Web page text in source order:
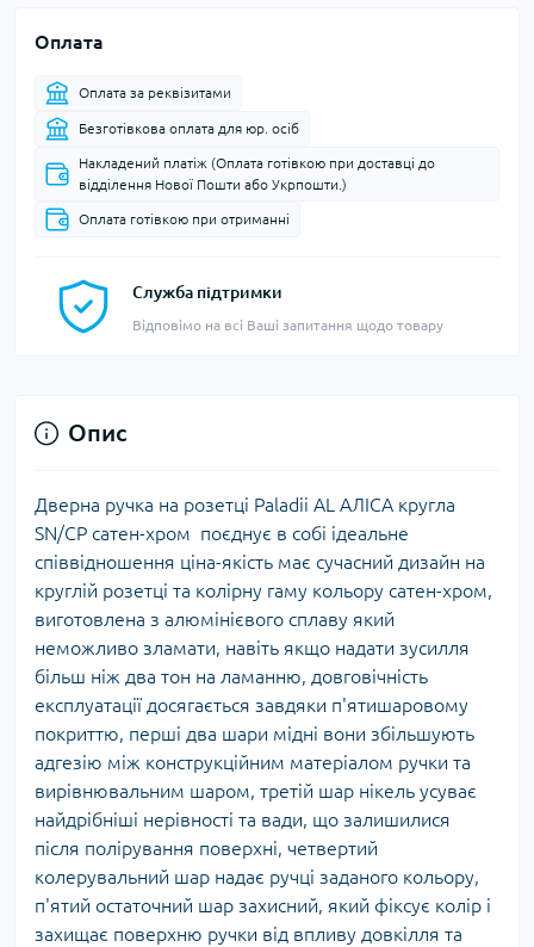
Оплата
Оплата за реквізитами
Безготівкова оплата для юр. осіб
Накладений платіж (Оплата готівкою при доставці до
відділення Нової Пошти або Укрпошти.)
Оплата готівкою при отриманні
Служба підтримки
Відповімо на всі Ваші запитання щодо товару
Опис
Дверна ручка на розетці Paladii AL АЛІСА кругла
SN/CP сатен-хром поєднує в собі ідеальне
співвідношення ціна-якість має сучасний дизайн на
круглій розетці та колірну гаму кольору сатен-хром,
виготовлена з алюмінієвого сплаву який
неможливо зламати, навіть якщо надати зусилля
більш ніж два тон на ламанню, довговічність
експлуатації досягається завдяки п'ятишаровому
покриттю, перші два шари мідні вони збільшують
адгезію між конструкційним матеріалом ручки та
вирівнювальним шаром, третій шар нікель усуває
найдрібніші нерівності та вади, що залишилися
після полірування поверхні, четвертий
колерувальний шар надає ручці заданого кольору,
п'ятий остаточний шар захисний, який фіксує колір і
захищає поверхню ручки від впливу довкілля та